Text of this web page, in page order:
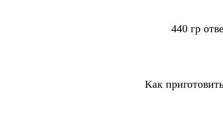
440 гр
Как